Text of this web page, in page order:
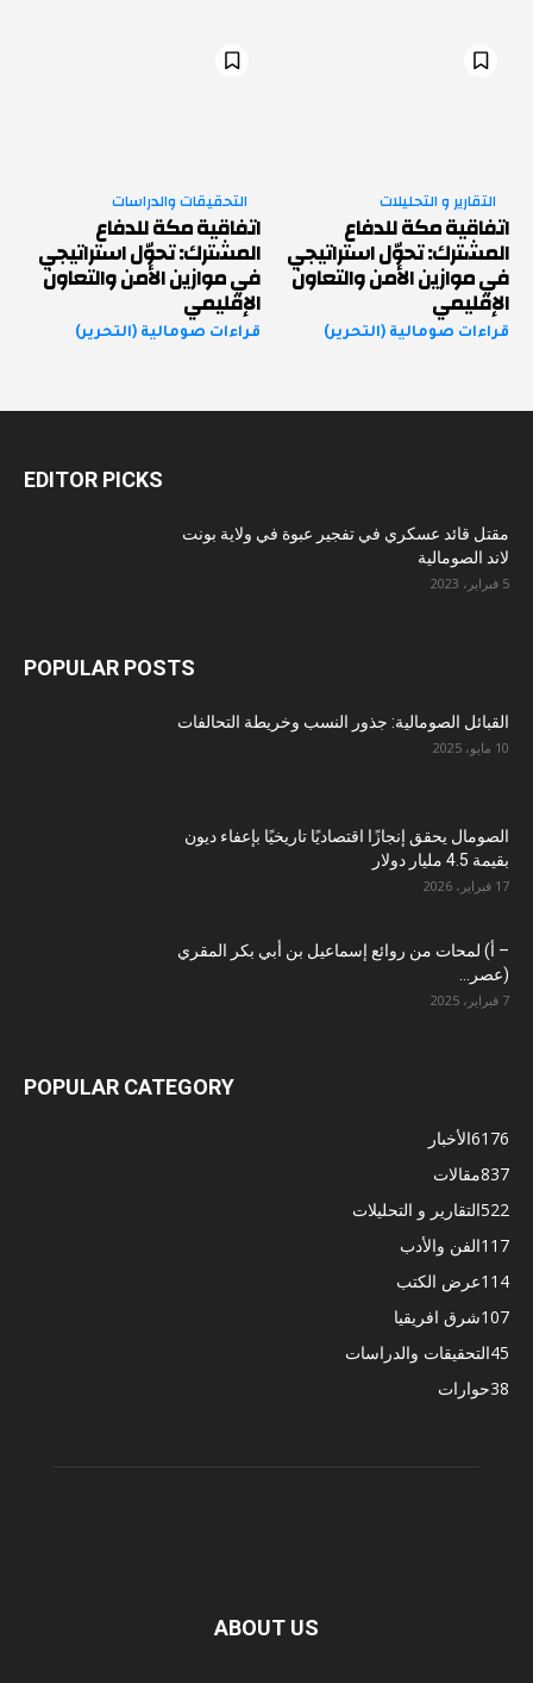
التقارير و التحليلات
اتفاقية مكة للدفاع
المشترك: تحوّل استراتيجي
في موازين الأمن والتعاون
الإقليمي
قراءات صومالية (التحرير)
التحقيقات والدراسات
اتفاقية مكة للدفاع
المشترك: تحوّل استراتيجي
في موازين الأمن والتعاون
الإقليمي
قراءات صومالية (التحرير)
EDITOR PICKS
مقتل قائد عسكري في تفجير عبوة في ولاية بونت
لاند الصومالية
5 فبراير، 2023
POPULAR POSTS
القبائل الصومالية: جذور النسب وخريطة التحالفات
10 مايو، 2025
الصومال يحقق إنجازًا اقتصاديًا تاريخيًا بإعفاء ديون
بقيمة 4.5 مليار دولار
17 فبراير، 2026
– أ) لمحات من روائع إسماعيل بن أبي بكر المقري
(عصر...
7 فبراير، 2025
POPULAR CATEGORY
الأخبار6176
مقالات837
التقارير و التحليلات522
الفن والأدب117
عرض الكتب114
شرق افريقيا107
التحقيقات والدراسات45
حوارات38
ABOUT US